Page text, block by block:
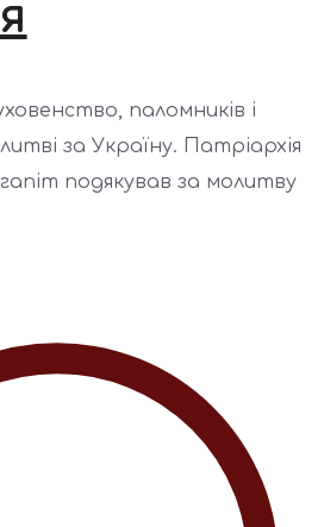
паломників і
за Україну. Патріархія
подякував за молитву